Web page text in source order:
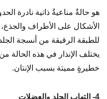
هو حالةٌ مناعيةٌ ذاتية نادرة
الأشكال على الأطراف
للطبقة الرقيقة من أنسجة
يختلف الإنذار في هذه الحالة
خطيرةٍ مميتة بسبب الإنتان.
4- التهاب الجلد والعضلات